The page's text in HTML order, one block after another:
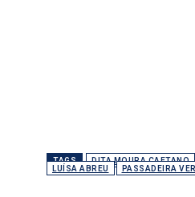
TAGS DITA MOURA CAETANO
LUÍSA ABREU
PASSADEIRA